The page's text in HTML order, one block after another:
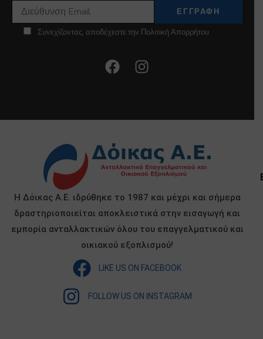
Συνεχίζοντας, αποδέχεστε την Πολιτική Απορρήτου
Η Δόικας Α.Ε. ιδρύθηκε το 1987 και μέχρι και σήμερα
δραστηριοποιείται αποκλειστικά στην εισαγωγή και
εμπορία ανταλλακτικών όλου του επαγγελματικού και
οικιακού εξοπλισμού!
LIKE US ON FACEBOOK
FOLLOW US ON INSTAGRAM